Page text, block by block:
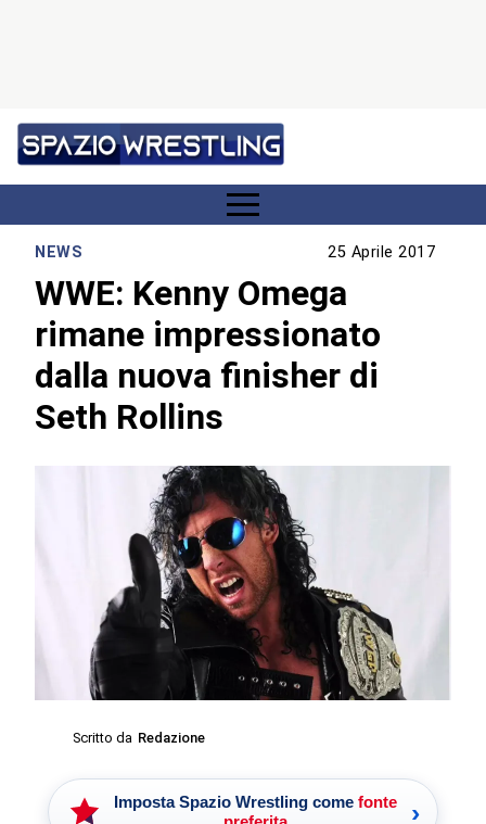
NEWS 25 Aprile 2017
WWE: Kenny Omega
rimane impressionato
dalla nuova finisher di
Seth Rollins
Scritto da Redazione
Imposta Spazio Wrestling come fonte
›